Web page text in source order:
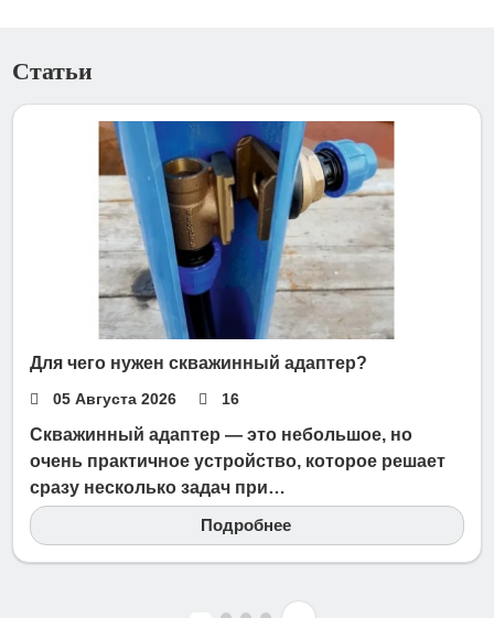
Статьи
Для чего нужен скважинный адаптер?
05 Августа 2026 16
Скважинный адаптер — это небольшое, но
очень практичное устройство, которое решает
сразу несколько задач при…
Подробнее